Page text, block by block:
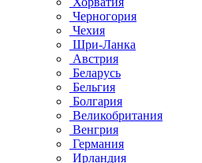
Черногория
Чехия
Шри-Ланка
Австрия
Беларусь
Бельгия
Болгария
Великобритания
Венгрия
Германия
Ирландия